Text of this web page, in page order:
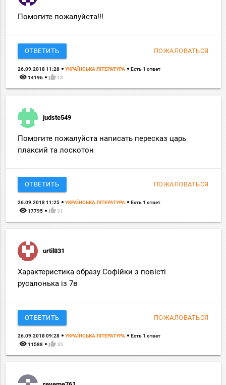
Помогите пожалуйста!!!
ОТВЕТИТЬ ПОЖАЛОВАТЬСЯ
26.09.2018 11:28 УКРАЇНСЬКА ЛІТЕРАТУРА Есть 1 ответ
remove_red_eye 14196 thumb_up 13
judste549
Помогите пожалуйста написать пересказ царь
плаксий та лоскотон
ОТВЕТИТЬ ПОЖАЛОВАТЬСЯ
26.09.2018 11:25 УКРАЇНСЬКА ЛІТЕРАТУРА Есть 1 ответ
remove_red_eye 17795 thumb_up 31
urtil831
Характеристика образу Софійки з повісті
русалонька із 7в
ОТВЕТИТЬ ПОЖАЛОВАТЬСЯ
26.09.2018 09:28 УКРАЇНСЬКА ЛІТЕРАТУРА Есть 1 ответ
remove_red_eye 11588 thumb_up 35